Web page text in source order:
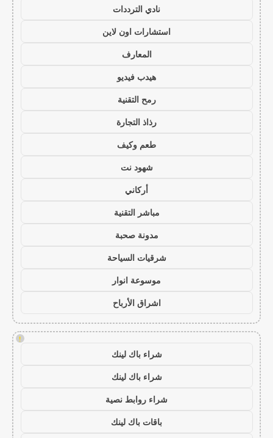
نادي الترددات
استشارات اون لاين
المعارف
هيدب فيديو
رمح التقنية
رذاذ التجارة
طعم وكيف
شهود نت
أركاني
مباشر التقنية
مدونة صحبة
شرقيات السياحة
موسوعة انوار
اشراق الأرباح
!
شراء باك لينك
شراء باك لينك
شراء روابط نصية
باقات باك لينك